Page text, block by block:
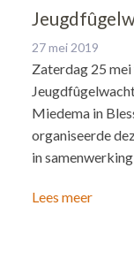
27 mei 2019
Zaterdag 25
Miedema in
organiseerde
in
Lees meer